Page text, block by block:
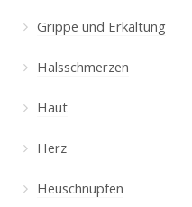
Grippe und Erkältung
Halsschmerzen
Haut
Herz
Heuschnupfen